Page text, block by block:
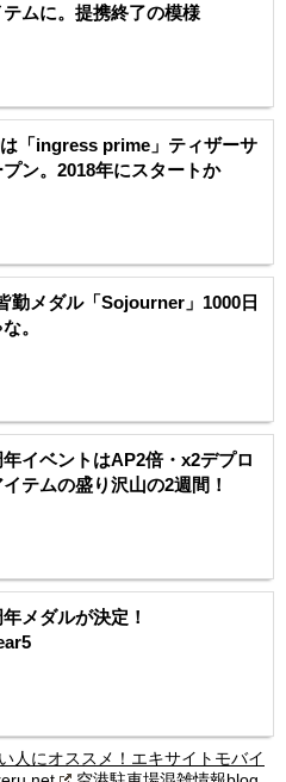
ムに。提携終了の模様
「ingress prime」ティザーサ
ン。2018年にスタートか
勤メダル「Sojourner」1000日
。
イベントはAP2倍・x2デプロ
テムの盛り沢山の2週間！
メダルが決定！
人にオススメ！エキサイトモバイ